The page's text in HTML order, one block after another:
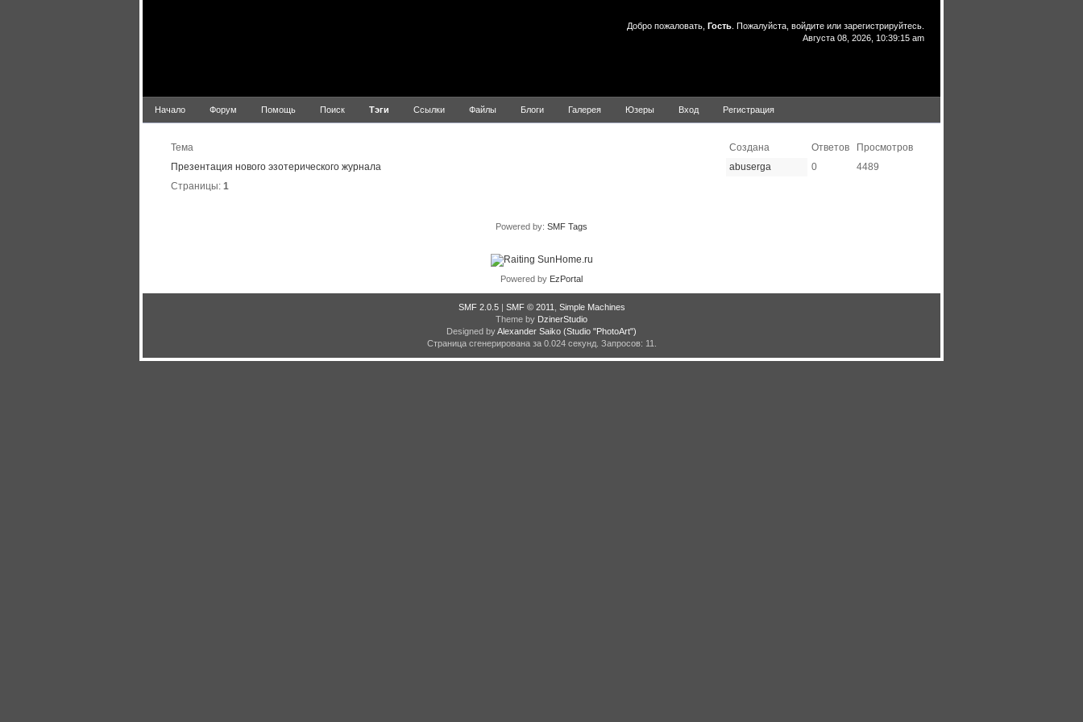
Добро пожаловать, Гость . Пожалуйста, войдите или зарегистрируйтесь
Августа 08, 2026, 10:39:15 am
Начало Форум Помощь Поиск Тэги Ссылки Файлы Блоги Галерея Юзеры Вход Регистрация
Тема
Создана Ответов
Просмотров
Презентация нового эзотерического журнала
abuserga 0
4489
Страницы: 1
Powered by: SMF Tags
Powered by EzPortal
SMF 2.0.5| SMF © 2011
Simple Machines
Theme by DzinerStudio
Designed byAlexander Saiko (Studio "PhotoArt")
Страница сгенерирована за 0.024 секунд. Запросов: 11.